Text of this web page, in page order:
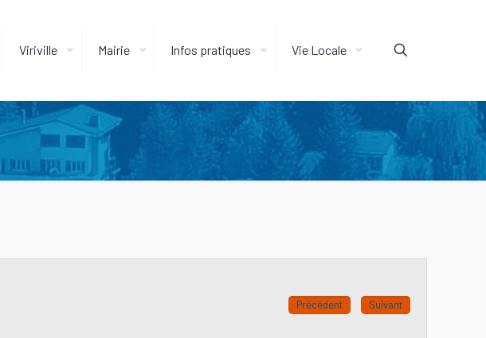
Viriville Mairie Infos pratiques Vie Locale